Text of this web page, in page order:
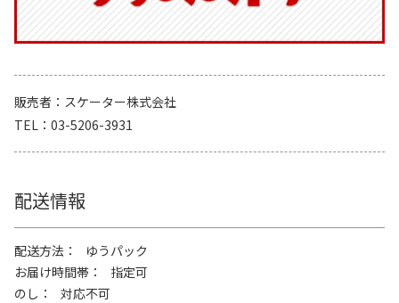
販売者
スケーター株式会社
TEL
03-5206-3931
配送情報
配送方法
ゆうパック
お届け時間帯
指定可
のし
対応不可